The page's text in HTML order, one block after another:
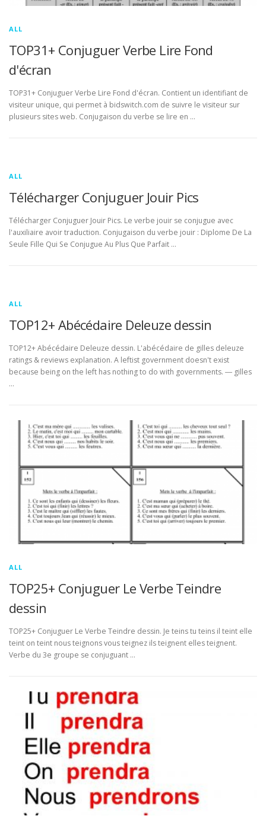
ALL
TOP31+ Conjuguer Verbe Lire Fond
d'écran
TOP31+ Conjuguer Verbe Lire Fond d'écran. Contient un identifiant de
visiteur unique, qui permet à bidswitch.com de suivre le visiteur sur
plusieurs sites web. Conjugaison du verbe se lire en …
ALL
Télécharger Conjuguer Jouir Pics
Télécharger Conjuguer Jouir Pics. Le verbe jouir se conjugue avec
l'auxiliaire avoir traduction. Conjugaison du verbe jouir : Diplome De La
Seule Fille Qui Se Conjugue Au Plus Que Parfait …
ALL
TOP12+ Abécédaire Deleuze dessin
TOP12+ Abécédaire Deleuze dessin. L'abécédaire de gilles deleuze
ratings & reviews explanation. A leftist government doesn't exist
because being on the left has nothing to do with governments. ― gilles
…
ALL
TOP25+ Conjuguer Le Verbe Teindre
dessin
TOP25+ Conjuguer Le Verbe Teindre dessin. Je teins tu teins il teint elle
teint on teint nous teignons vous teignez ils teignent elles teignent.
Verbe du 3e groupe se conjuguant …